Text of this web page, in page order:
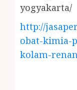
yogyakarta/
http://
obat-kimia-
kolam-